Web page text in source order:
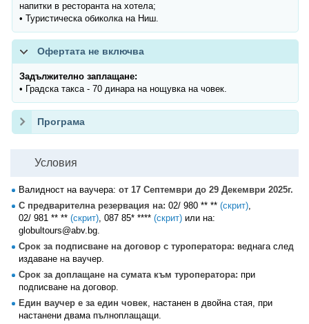
напитки в ресторанта на хотела;
• Туристическа обиколка на Ниш.
Офертата не включва
Задължително заплащане:
• Градска такса - 70 динара на нощувка на човек.
Програма
Условия
Валидност на ваучера: от 17 Септември до 29 Декември 2025г.
С предварителна резервация на: 02/ 980 ** ** (скрит),
02/ 981 ** ** (скрит), 087 85* **** (скрит) или на:
globultours@abv.bg.
Срок за подписване на договор с туроператора: веднага след
издаване на ваучер.
Срок за доплащане на сумата към туроператора: при
подписване на договор.
Един ваучер е за един човек, настанен в двойна стая, при
настанени двама пълноплащащи.